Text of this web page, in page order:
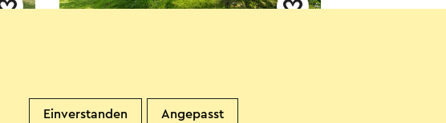
Valkenburg
Einverstanden Angepasst